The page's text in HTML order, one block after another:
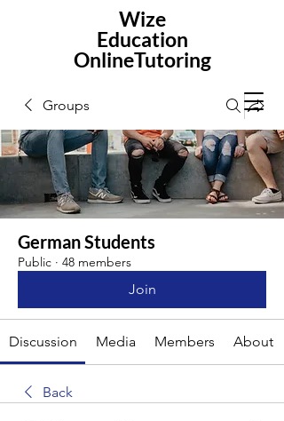
Wize
Education
OnlineTutoring
Groups
German Students
Public · 48 members
Join
Discussion Media Members About
Back